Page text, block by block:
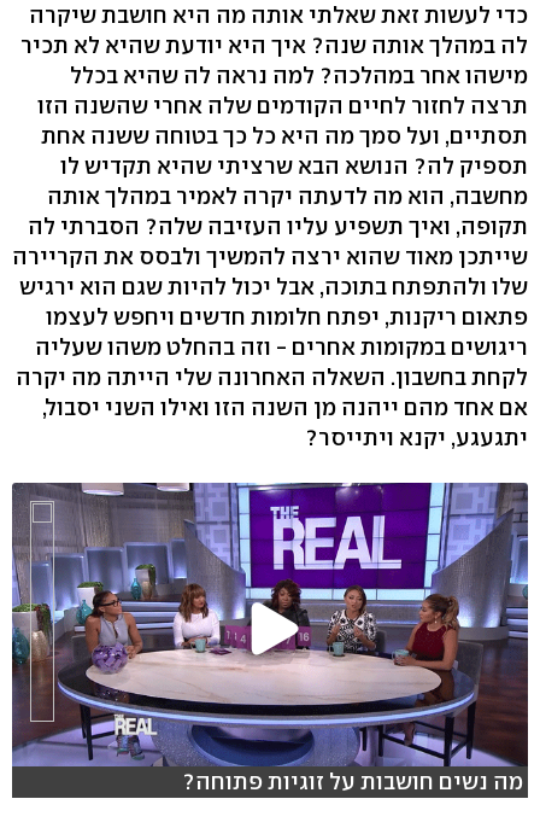
כדי לעשות זאת שאלתי אותה מה היא חושבת שיקרה
לה במהלך אותה שנה? איך היא יודעת שהיא לא תכיר
מישהו אחר במהלכה? למה נראה לה שהיא בכלל
תרצה לחזור לחיים הקודמים שלה אחרי שהשנה הזו
תסתיים, ועל סמך מה היא כל כך בטוחה ששנה אחת
תספיק לה? הנושא הבא שרציתי שהיא תקדיש לו
מחשבה, הוא מה לדעתה יקרה לאמיר במהלך אותה
תקופה, ואיך תשפיע עליו העזיבה שלה? הסברתי לה
שייתכן מאוד שהוא ירצה להמשיך ולבסס את הקריירה
שלו ולהתפתח בתוכה, אבל יכול להיות שגם הוא ירגיש
פתאום ריקנות, יפתח חלומות חדשים ויחפש לעצמו
ריגושים במקומות אחרים - וזה בהחלט משהו שעליה
לקחת בחשבון. השאלה האחרונה שלי הייתה מה יקרה
אם אחד מהם ייהנה מן השנה הזו ואילו השני יסבול,
יתגעגע, יקנא ויתייסר?
מה נשים חושבות על זוגיות פתוחה?